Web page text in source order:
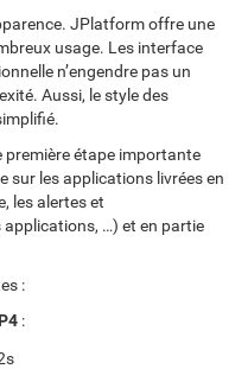
JPlatform offre une
usage. Les interface
n’engendre pas un
Aussi, le style des
étape importante
les applications livrées en
les alertes et
…) et en partie
:
: